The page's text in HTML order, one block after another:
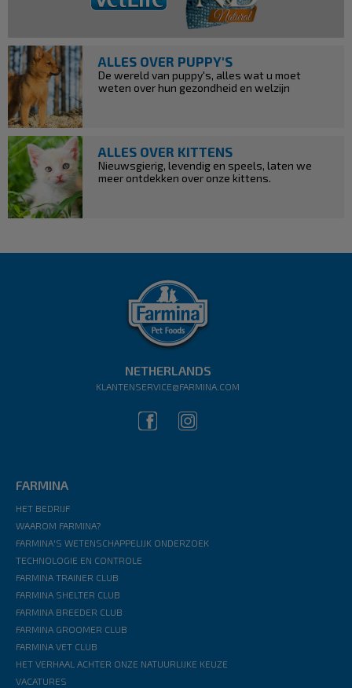
ALLES OVER PUPPY'S
De wereld van puppy's, alles wat u moet
weten over hun gezondheid en welzijn
ALLES OVER KITTENS
Nieuwsgierig, levendig en speels, laten we
meer ontdekken over onze kittens.
NETHERLANDS
KLANTENSERVICE@FARMINA.COM
FARMINA
HET BEDRIJF
WAAROM FARMINA?
FARMINA'S WETENSCHAPPELIJK ONDERZOEK
TECHNOLOGIE EN CONTROLE
FARMINA TRAINER CLUB
FARMINA SHELTER CLUB
FARMINA BREEDER CLUB
FARMINA GROOMER CLUB
FARMINA VET CLUB
HET VERHAAL ACHTER ONZE NATUURLIJKE KEUZE
VACATURES